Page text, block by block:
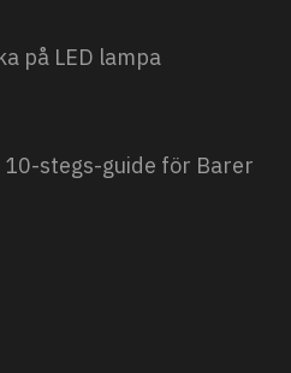
på LED lampa
10-stegs-guide för Barer